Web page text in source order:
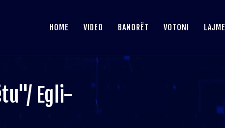
HOME VIDEO BANORËT VOTONI LAJME
Egli-